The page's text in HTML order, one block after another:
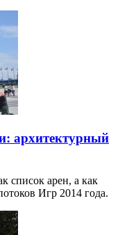
архитектурный
список арен, а как
Игр 2014 года.